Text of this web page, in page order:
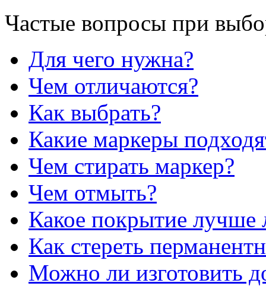
Частые вопросы при
Для чего нужна?
Чем отличаются?
Как выбрать?
Какие маркеры
Чем стирать маркер?
Чем отмыть?
Какое покрытие лучше
Как стереть
Можно ли изготовить